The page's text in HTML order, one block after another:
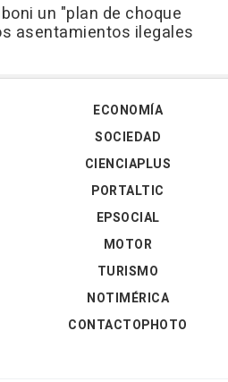
un "plan de choque
asentamientos ilegales
ECONOMÍA
SOCIEDAD
CIENCIAPLUS
PORTALTIC
EPSOCIAL
MOTOR
TURISMO
NOTIMÉRICA
CONTACTOPHOTO